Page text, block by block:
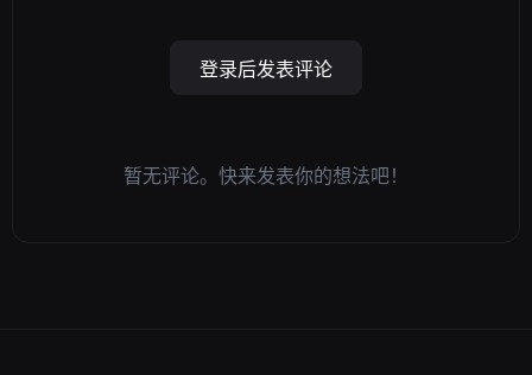
登录后发表评论
暂无评论。快来发表你的想法吧！